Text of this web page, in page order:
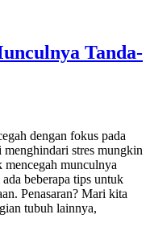
Tanda-
dengan fokus pada
stres mungkin
munculnya
beberapa tips untuk
Penasaran? Mari kita
tubuh lainnya,